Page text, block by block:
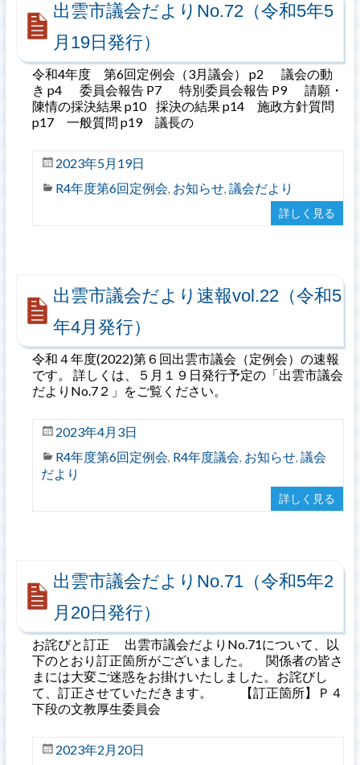
出雲市議会だよりNo.72（令和5年5
月19日発行）
令和4年度 第6回定例会（3月議会） p2 議会の動
き p4 委員会報告 P7 特別委員会報告 P9 請願・
陳情の採決結果 p10 採決の結果 p14 施政方針質問
p17 一般質問 p19 議長の
2023年5月19日
R4年度第6回定例会, お知らせ, 議会だより
詳しく見る
出雲市議会だより速報vol.22（令和5
年4月発行）
令和４年度(2022)第６回出雲市議会（定例会）の速報
です。 詳しくは、５月１９日発行予定の「出雲市議会
だよりNo.7２」をご覧ください。
2023年4月3日
R4年度第6回定例会, R4年度議会, お知らせ, 議会
だより
詳しく見る
出雲市議会だよりNo.71（令和5年2
月20日発行）
お詫びと訂正 出雲市議会だよりNo.71について、以
下のとおり訂正箇所がございました。 関係者の皆さ
まには大変ご迷惑をお掛けいたしました。お詫びし
て、訂正させていただきます。 【訂正箇所】Ｐ４
下段の文教厚生委員会
2023年2月20日